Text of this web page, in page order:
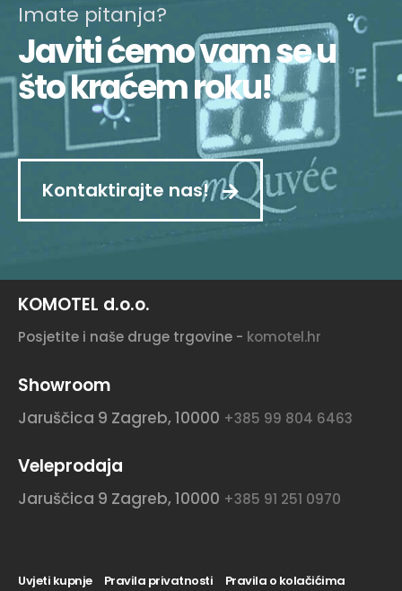
Imate pitanja?
Javiti ćemo vam se u
što kraćem roku!
Kontaktirajte nas!
KOMOTEL d.o.o.
Posjetite i naše druge trgovine - komotel.hr
Showroom
Jaruščica 9 Zagreb, 10000 +385 99 804 6463
Veleprodaja
Jaruščica 9 Zagreb, 10000 +385 91 251 0970
Uvjeti kupnje Pravila privatnosti Pravila o kolačićima